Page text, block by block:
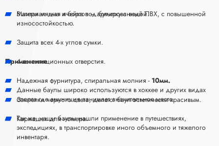
Материал дна и бортов – армированный ПВХ, с повышенной
износостойкостью.
Защита всех 4-х углов сумки.
4 вентиляционных отверстия.
Надежная фурнитура, спиральная молния - 10мм.
Заклепки черного цвета, делают баул эстетически красивым.
Кармашек для номера.
Вшитая мягкая ячейка под бутылку с водой.
Применение
Данные баулы широко используются в хоккее и других видах
спорта где амуниция занимает значительное место.
Так же, наши баулы нашли применение в путешествиях,
экспедициях, в транспортировке иного объемного и тяжелого
инвентаря.